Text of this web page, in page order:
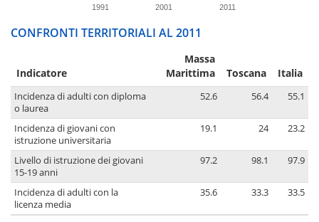
1991 2001 2011
CONFRONTI TERRITORIALI AL 2011
Indicatore
Massa
Marittima
Toscana Italia
Incidenza di adulti con diploma
o laurea
52.6 56.4 55.1
Incidenza di giovani con
istruzione universitaria
19.1 24 23.2
Livello di istruzione dei giovani
15-19 anni
97.2 98.1 97.9
Incidenza di adulti con la
licenza media
35.6 33.3 33.5